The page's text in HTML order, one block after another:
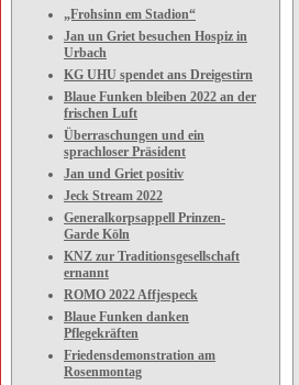
„Frohsinn em Stadion“
Jan un Griet besuchen Hospiz in
Urbach
KG UHU spendet ans Dreigestirn
Blaue Funken bleiben 2022 an der
frischen Luft
Überraschungen und ein
sprachloser Präsident
Jan und Griet positiv
Jeck Stream 2022
Generalkorpsappell Prinzen-
Garde Köln
KNZ zur Traditionsgesellschaft
ernannt
ROMO 2022 Affjespeck
Blaue Funken danken
Pflegekräften
Friedensdemonstration am
Rosenmontag